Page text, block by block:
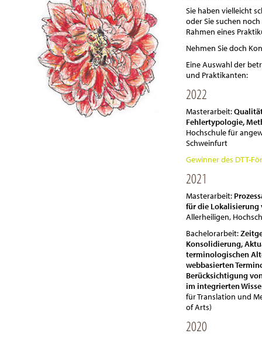
Sie haben vielleicht
oder Sie suchen
Rahmen eines
Nehmen Sie doch
Eine Auswahl der
und Praktikanten:
2022
Masterarbeit:
Fehlertypologie,
Hochschule für
Schweinfurt
Gewinner des DTT-
2021
Masterarbeit:
für die Lokalisierung
Allerheiligen,
Bachelorarbeit:
Konsolidierung,
terminologischen
webbasierten
Berücksichtigung
im integrierten
für Translation und
of Arts)
2020